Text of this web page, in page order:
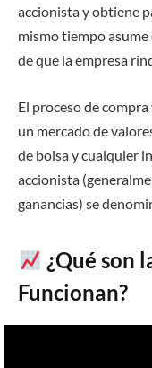
accionista y obtiene
mismo tiempo
de que la empresa
El proceso de
un mercado de
de bolsa y cualquier
accionista
ganancias) se
¿Qué son
Funcionan?